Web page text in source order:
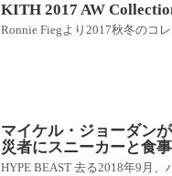
KITH 2017 AW
Ronnie Fiegより2017秋冬のコ
マイケル・ジョーダン
災者にスニーカーと食
HYPE BEAST 去る2018年9月、